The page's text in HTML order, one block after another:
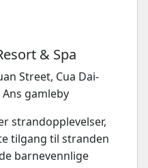
& Spa
Street, Cua Dai-
gamleby
strandopplevelser,
tilgang til stranden
barnevennlige